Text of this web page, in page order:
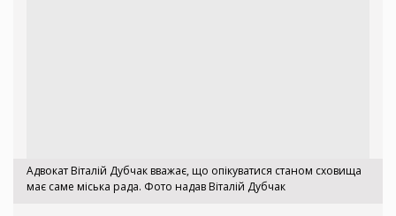
Адвокат Віталій Дубчак вважає, що опікуватися станом сховища
має саме міська рада. Фото надав Віталій Дубчак